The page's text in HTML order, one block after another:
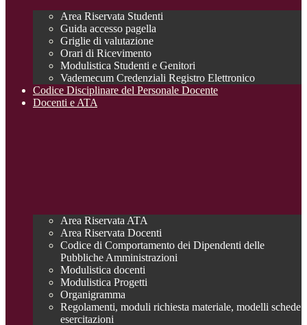
Area Riservata Studenti
Guida accesso pagella
Griglie di valutazione
Orari di Ricevimento
Modulistica Studenti e Genitori
Vademecum Credenziali Registro Elettronico
Codice Disciplinare del Personale Docente
Docenti e ATA
Area Riservata ATA
Area Riservata Docenti
Codice di Comportamento dei Dipendenti delle
Pubbliche Amministrazioni
Modulistica docenti
Modulistica Progetti
Organigramma
Regolamenti, moduli richiesta materiale, modelli schede
esercitazioni